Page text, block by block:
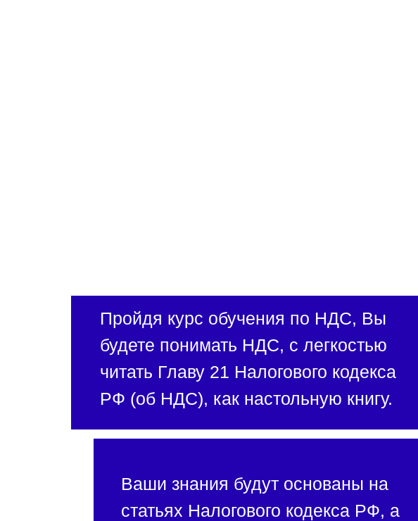
Пройдя курс обучения по НДС, Вы
будете понимать НДС, с легкостью
читать Главу 21 Налогового кодекса
РФ (об НДС), как настольную книгу.
Ваши знания будут основаны на
статьях Налогового кодекса РФ, а